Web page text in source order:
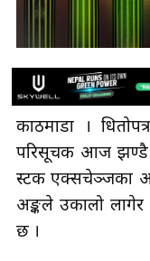
काठमाडौँ ।
परिसूचक आज झण्डै
स्टक एक्सचेञ्जका
अङ्कले उकालो
छ ।